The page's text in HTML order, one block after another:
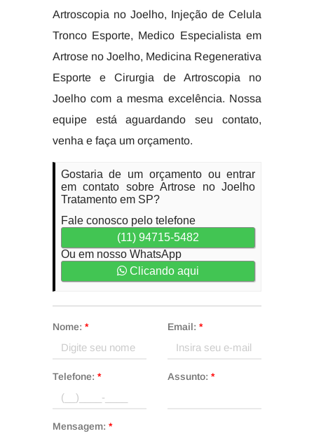
Artroscopia no Joelho, Injeção de Celula
Tronco Esporte, Medico Especialista em
Artrose no Joelho, Medicina Regenerativa
Esporte e Cirurgia de Artroscopia no
Joelho com a mesma excelência. Nossa
equipe está aguardando seu contato,
venha e faça um orçamento.
Gostaria de um orçamento ou entrar
em contato sobre Artrose no Joelho
Tratamento em SP?
Fale conosco pelo telefone
(11) 94715-5482
Ou em nosso WhatsApp
Clicando aqui
Nome: * Email: *
Telefone: * Assunto: *
Mensagem: *